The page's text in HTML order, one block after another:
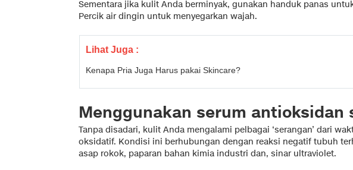
Sementara jika kulit Anda berminyak, gunakan handuk panas
Percik air dingin untuk menyegarkan wajah.
Lihat Juga :
Kenapa Pria Juga Harus pakai Skincare?
Menggunakan serum
Tanpa disadari, kulit Anda mengalami pelbagai ‘serangan’ dari
oksidatif. Kondisi ini berhubungan dengan reaksi negatif tubuh
asap rokok, paparan bahan kimia industri dan, sinar ultraviolet.